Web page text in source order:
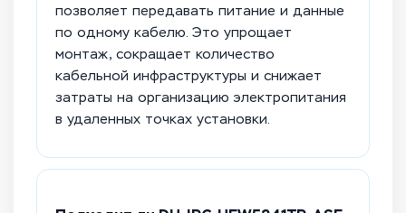
позволяет передавать питание и данные
по одному кабелю. Это упрощает
монтаж, сокращает количество
кабельной инфраструктуры и снижает
затраты на организацию электропитания
в удаленных точках установки.